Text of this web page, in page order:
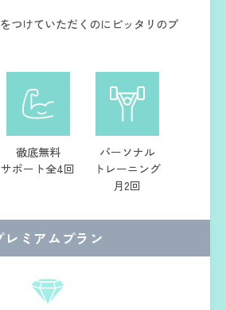
つけていただくのにピッタリのプ
徹底無料
サポート全4回
パーソナル
トレーニング
月2回
レミアムプラン